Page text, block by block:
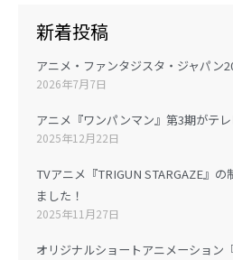
新着投稿
アニメ・ファンタジスタ・ジャパン
2026年7月7日
アニメ『ワンパンマン』第3期がテレ
2025年12月22日
TVアニメ『TRIGUN STARGAZE』
ました！
2025年11月27日
オリジナルショートアニメーショ